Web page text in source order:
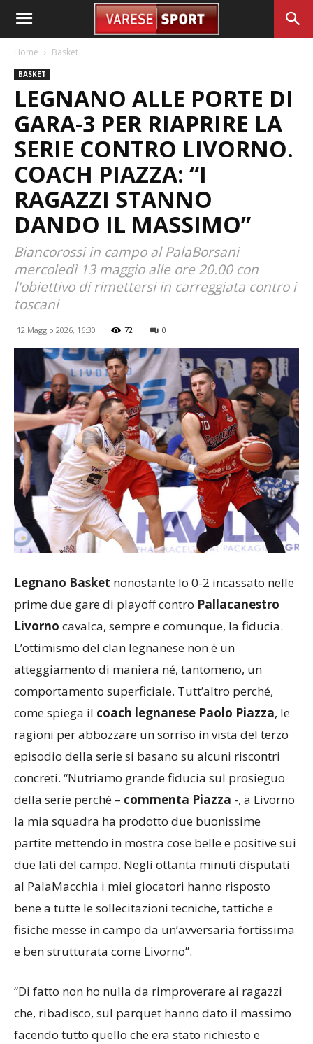
Home Basket
BASKET
LEGNANO ALLE PORTE DI
GARA-3 PER RIAPRIRE LA
SERIE CONTRO LIVORNO.
COACH PIAZZA: “I
RAGAZZI STANNO
DANDO IL MASSIMO”
Biancorossi in campo al PalaBorsani
mercoledì 13 maggio alle ore 20.00 con
l'obiettivo di rimettersi in carreggiata contro i
toscani
12 Maggio 2026, 16:30 72 0
Legnano Basket nonostante lo 0-2 incassato nelle
prime due gare di playoff contro Pallacanestro
Livorno cavalca, sempre e comunque, la fiducia.
L’ottimismo del clan legnanese non è un
atteggiamento di maniera né, tantomeno, un
comportamento superficiale. Tutt’altro perché,
come spiega il coach legnanese Paolo Piazza, le
ragioni per abbozzare un sorriso in vista del terzo
episodio della serie si basano su alcuni riscontri
concreti. “Nutriamo grande fiducia sul prosieguo
della serie perché – commenta Piazza -, a Livorno
la mia squadra ha prodotto due buonissime
partite mettendo in mostra cose belle e positive sui
due lati del campo. Negli ottanta minuti disputati
al PalaMacchia i miei giocatori hanno risposto
bene a tutte le sollecitazioni tecniche, tattiche e
fisiche messe in campo da un’avversaria fortissima
e ben strutturata come Livorno”.
“Di fatto non ho nulla da rimproverare ai ragazzi
che, ribadisco, sul parquet hanno dato il massimo
facendo tutto quello che era stato richiesto e